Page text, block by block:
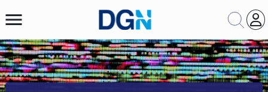
Leitliniensuche
menu